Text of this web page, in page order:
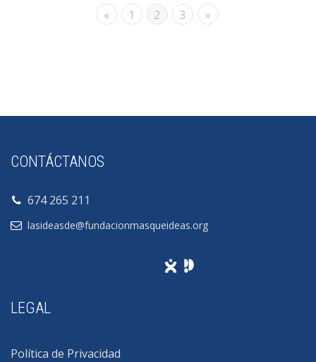
« 1 2 3 »
CONTÁCTANOS
674 265 211
lasideasde@fundacionmasqueideas.org
LEGAL
Política de Privacidad